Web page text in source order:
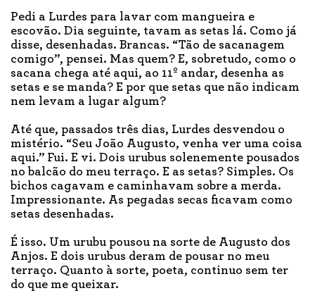
Pedi a Lurdes para lavar com mangueira e
escovão. Dia seguinte, tavam as setas lá. Como já
disse, desenhadas. Brancas. “Tão de sacanagem
comigo”, pensei. Mas quem? E, sobretudo, como o
sacana chega até aqui, ao 11º andar, desenha as
setas e se manda? E por que setas que não indicam
nem levam a lugar algum?
Até que, passados três dias, Lurdes desvendou o
mistério. “Seu João Augusto, venha ver uma coisa
aqui.” Fui. E vi. Dois urubus solenemente pousados
no balcão do meu terraço. E as setas? Simples. Os
bichos cagavam e caminhavam sobre a merda.
Impressionante. As pegadas secas ficavam como
setas desenhadas.
É isso. Um urubu pousou na sorte de Augusto dos
Anjos. E dois urubus deram de pousar no meu
terraço. Quanto à sorte, poeta, continuo sem ter
do que me queixar.